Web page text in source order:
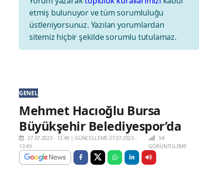
etmiş bulunuyor ve tüm sorumluluğu
üstleniyorsunuz. Yazılan yorumlardan
sitemiz hiçbir şekilde sorumlu tutulamaz.
GENEL
Mehmet Hacıoğlu Bursa
Büyükşehir Belediyespor’da
27.07.2023 - 12:49 |GÜNCELLEME:27.07.2023 -
12:49
54
GÖRÜNTÜLEME